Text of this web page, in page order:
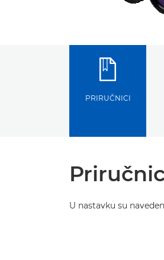
PRIRUČNICI
U nastavku su